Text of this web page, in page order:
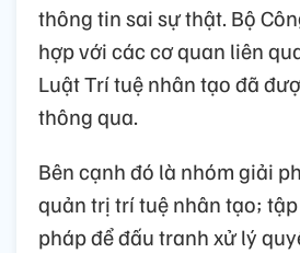
thông tin sai sự thật. Bộ
hợp với các cơ quan liên
Luật Trí tuệ nhân tạo đã
thông qua.
Bên cạnh đó là nhóm giải
quản trị trí tuệ nhân tạo;
pháp để đấu tranh xử lý